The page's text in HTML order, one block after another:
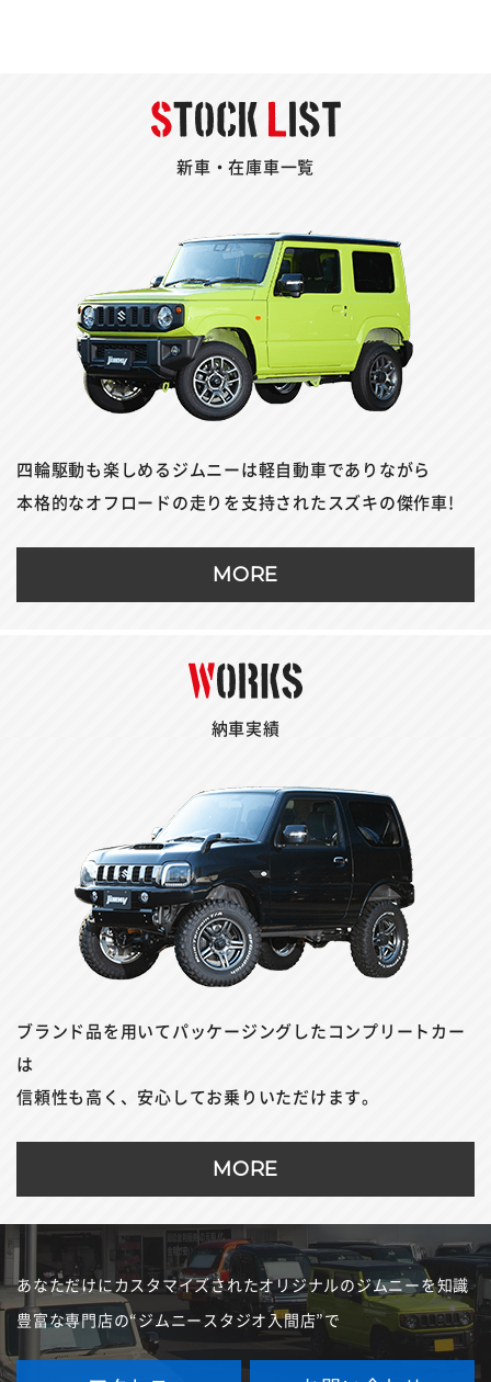
新車・在庫車一覧
四輪駆動も楽しめるジムニーは軽自動車でありながら
本格的なオフロードの走りを支持されたスズキの傑作車!
MORE
納車実績
ブランド品を用いてパッケージングしたコンプリートカー
は
信頼性も高く、安心してお乗りいただけます。
MORE
あなただけにカスタマイズされたオリジナルのジムニーを知識
豊富な専門店の“ジムニースタジオ入間店”で